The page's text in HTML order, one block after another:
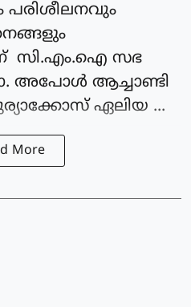
സി.എം.ഐ സഭ
അപോൾ ആച്ചാണ്ടി
ഏലിയ ...
More